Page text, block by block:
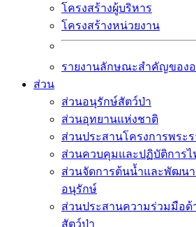
โครงสร้างผู้บริหาร
โครงสร้างหน่วยงาน
รายงานลักษณะสำคัญของ
ส่วน
ส่วนอนุรักษ์สัตว์ป่า
ส่วนอุทยานแห่งชาติ
ส่วนประสานโครงการพระ
ส่วนควบคุมและปฏิบัติการไ
ส่วนจัดการต้นน้ำและพัฒน
อนุรักษ์
ส่วนประสานความร่วมมือด้
สัตว์ป่า